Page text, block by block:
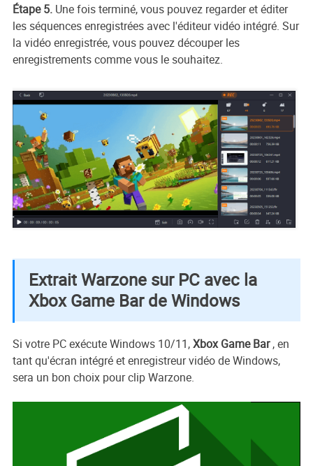
Étape 5.Une fois terminé, vous pouvez regarder et éditer
les séquences enregistrées avec l'éditeur vidéo intégré. Sur
la vidéo enregistrée, vous pouvez découper les
enregistrements comme vous le souhaitez.
Extrait Warzone sur PC avec la
Xbox Game Bar de Windows
Si votre PC exécute Windows 10/11,Xbox Game Bar, en
tant qu'écran intégré et enregistreur vidéo de Windows,
sera un bon choix pour clip Warzone.